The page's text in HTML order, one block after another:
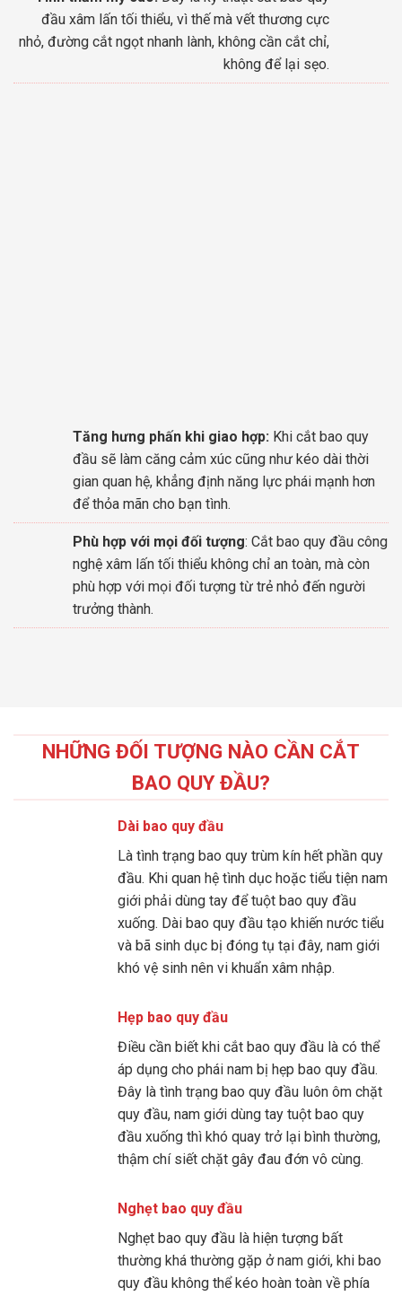
đầu xâm lấn tối thiểu, vì thế mà vết thương cực
nhỏ, đường cắt ngọt nhanh lành, không cần cắt chỉ,
không để lại sẹo.
Tăng hưng phấn khi giao hợp: Khi cắt bao quy
đầu sẽ làm căng cảm xúc cũng như kéo dài thời
gian quan hệ, khẳng định năng lực phái mạnh hơn
để thỏa mãn cho bạn tình.
Phù hợp với mọi đối tượng: Cắt bao quy đầu công
nghệ xâm lấn tối thiểu không chỉ an toàn, mà còn
phù hợp với mọi đối tượng từ trẻ nhỏ đến người
trưởng thành.
NHỮNG ĐỐI TƯỢNG NÀO CẦN CẮT
BAO QUY ĐẦU?
Dài bao quy đầu
Là tình trạng bao quy trùm kín hết phần quy
đầu. Khi quan hệ tình dục hoặc tiểu tiện nam
giới phải dùng tay để tuột bao quy đầu
xuống. Dài bao quy đầu tạo khiến nước tiểu
và bã sinh dục bị đóng tụ tại đây, nam giới
khó vệ sinh nên vi khuẩn xâm nhập.
Hẹp bao quy đầu
Điều cần biết khi cắt bao quy đầu là có thể
áp dụng cho phái nam bị hẹp bao quy đầu.
Đây là tình trạng bao quy đầu luôn ôm chặt
quy đầu, nam giới dùng tay tuột bao quy
đầu xuống thì khó quay trở lại bình thường,
thậm chí siết chặt gây đau đớn vô cùng.
Nghẹt bao quy đầu
Nghẹt bao quy đầu là hiện tượng bất
thường khá thường gặp ở nam giới, khi bao
quy đầu không thể kéo hoàn toàn về phía